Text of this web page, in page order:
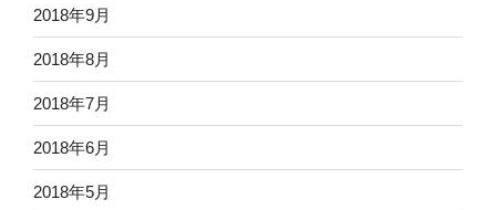
2018年9月
2018年8月
2018年7月
2018年6月
2018年5月